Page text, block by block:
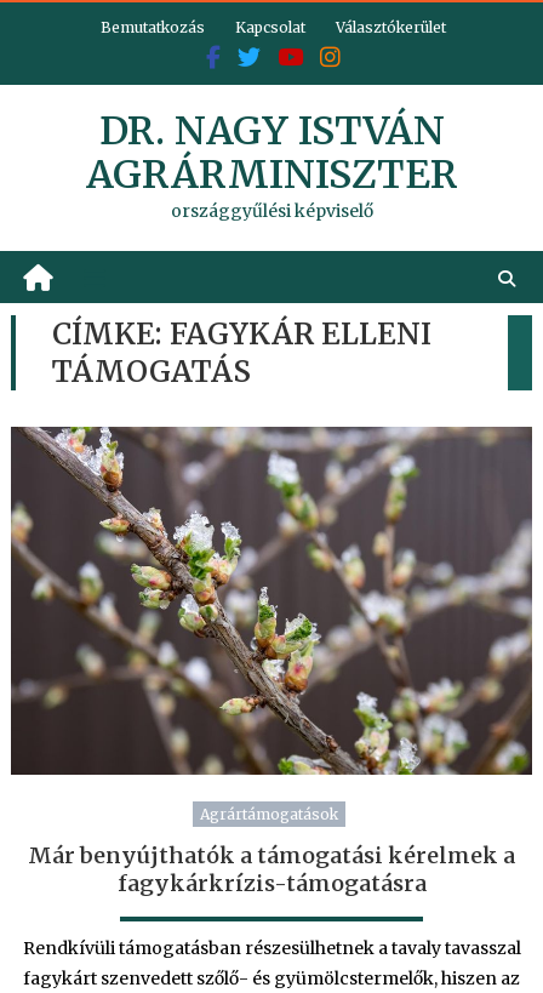
Bemutatkozás Kapcsolat Választókerület
DR. NAGY ISTVÁN
AGRÁRMINISZTER
országgyűlési képviselő
CÍMKE: FAGYKÁR ELLENI
TÁMOGATÁS
Agrártámogatások
Már benyújthatók a támogatási kérelmek a
fagykárkrízis-támogatásra
Rendkívüli támogatásban részesülhetnek a tavaly tavasszal
fagykárt szenvedett szőlő- és gyümölcstermelők, hiszen az